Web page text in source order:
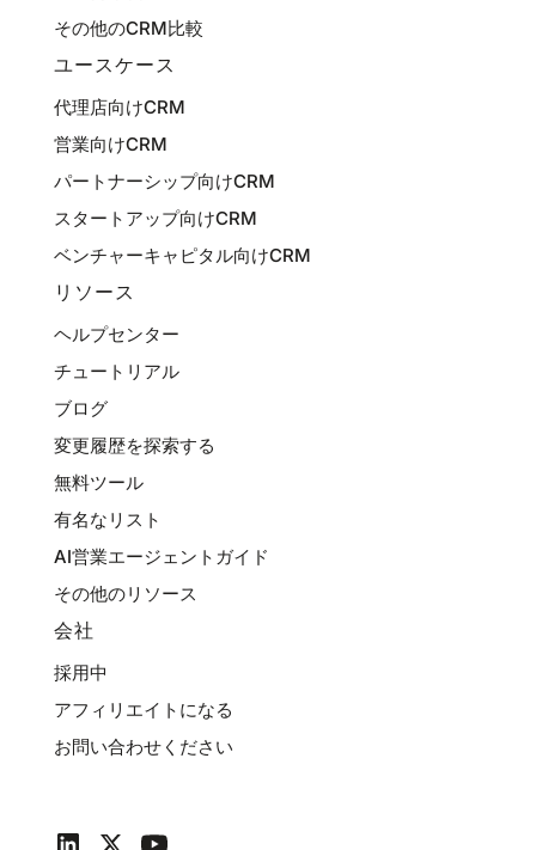
その他のCRM比較
ユースケース
代理店向けCRM
営業向けCRM
パートナーシップ向けCRM
スタートアップ向けCRM
ベンチャーキャピタル向けCRM
リソース
ヘルプセンター
チュートリアル
ブログ
変更履歴を探索する
無料ツール
有名なリスト
AI営業エージェントガイド
その他のリソース
会社
採用中
アフィリエイトになる
お問い合わせください